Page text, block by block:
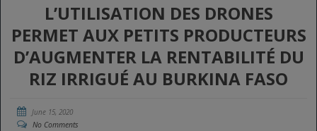
L’UTILISATION DES DRONES
PERMET AUX PETITS PRODUCTEURS
D’AUGMENTER LA RENTABILITÉ DU
RIZ IRRIGUÉ AU BURKINA FASO
June 15, 2020
No Comments